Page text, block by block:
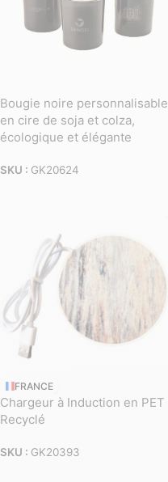
Bougie noire personnalisable
en cire de soja et colza,
écologique et élégante
SKU : GK20624
FRANCE
Chargeur à Induction en PET
Recyclé
SKU : GK20393